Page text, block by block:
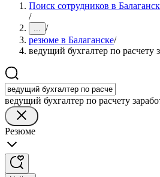
Поиск сотрудников в
/
... /
резюме в Балаганске/
ведущий бухгалтер по расчету
ведущий бухгалтер по расчету
Резюме